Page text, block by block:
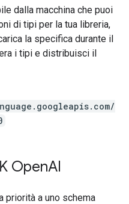
dalla macchina che puoi
di tipi per la tua libreria,
la specifica durante il
i tipi e distribuisci il
OpenAI
priorità a uno schema